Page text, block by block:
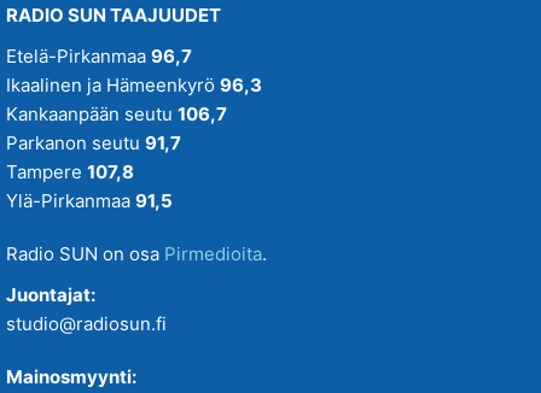
RADIO SUN TAAJUUDET
Etelä-Pirkanmaa 96,7
Ikaalinen ja Hämeenkyrö 96,3
Kankaanpään seutu 106,7
Parkanon seutu 91,7
Tampere 107,8
Ylä-Pirkanmaa 91,5
Radio SUN on osa Pirmedioita.
Juontajat:
studio@radiosun.fi
Mainosmyynti: